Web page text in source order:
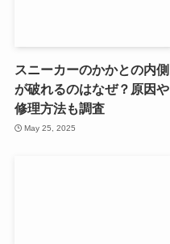
スニーカーのかかとの内側
が破れるのはなぜ？原因や
修理方法も調査
May 25, 2025